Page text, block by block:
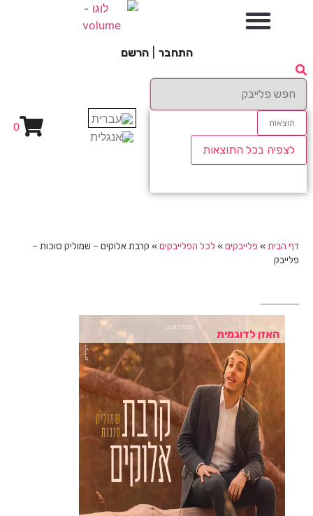
התחבר הרשם
תוצאות
לצפיה בכל התוצאות
0
דף הבית » פלייבקים» לכל הפלייבקים» קרבת אלוקים – שמוליק סוכות –
פלייבק
האזן לדוגמית